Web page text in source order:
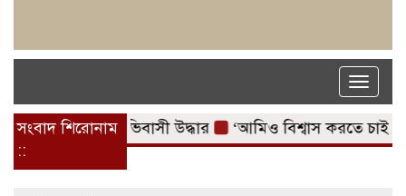
Toggle
সংবাদ শিরোনাম
::
উপকূলে ২০২ অভিবাসী উদ্ধার ‘আমিও বিশ্বাস করতে চাই